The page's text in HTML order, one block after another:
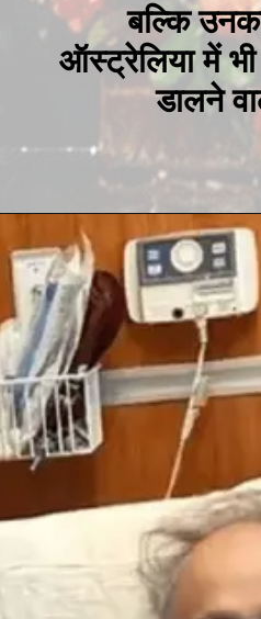
बल्कि
ऑस्ट्रेलिया में
डालने
Opening https://t.me/